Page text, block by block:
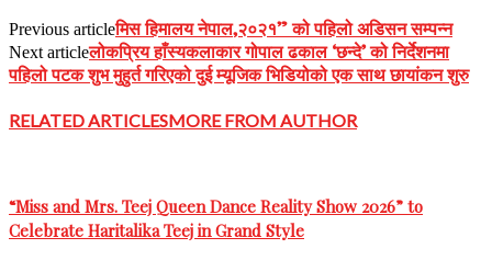
Previous articleमिस हिमालय नेपाल,२०२१” को पहिलो अडिसन सम्पन्न
Next articleलोकप्रिय हाँस्यकलाकार गोपाल ढकाल ‘छन्दे’ को निर्देशनमा
पहिलो पटक शुभ मुहुर्त गरिएको दुई म्यूजिक भिडियोको एक साथ छायांकन शुरु
RELATED ARTICLESMORE FROM AUTHOR
“Miss and Mrs. Teej Queen Dance Reality Show 2026” to
Celebrate Haritalika Teej in Grand Style